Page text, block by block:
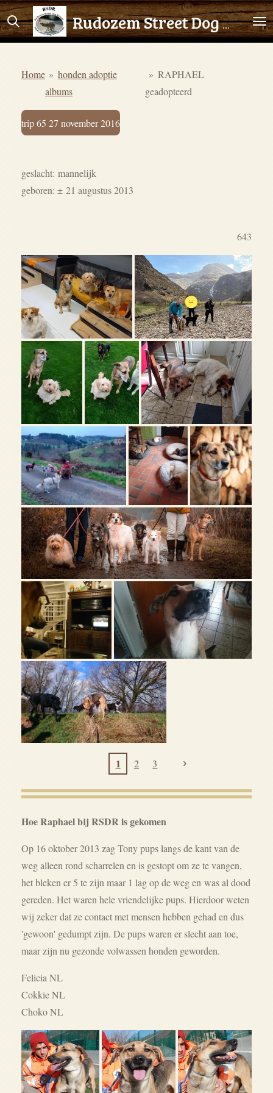
Ga
direct
hoofdinhoud
Rudozem Street Dog Rescue
Home » honden adoptie
albums
» RAPHAEL
geadopteerd
trip 65 27 november 2016
geslacht: mannelijk
geboren: ± 21 augustus 2013
643
1 2 3
Hoe Raphael bij RSDR is gekomen
Op 16 oktober 2013 zag Tony pups langs de kant van de
weg alleen rond scharrelen en is gestopt om ze te vangen,
het bleken er 5 te zijn maar 1 lag op de weg en was al dood
gereden. Het waren hele vriendelijke pups. Hierdoor weten
wij zeker dat ze contact met mensen hebben gehad en dus
'gewoon' gedumpt zijn. De pups waren er slecht aan toe,
maar zijn nu gezonde volwassen honden geworden.
Felicia NL
Cokkie NL
Choko NL